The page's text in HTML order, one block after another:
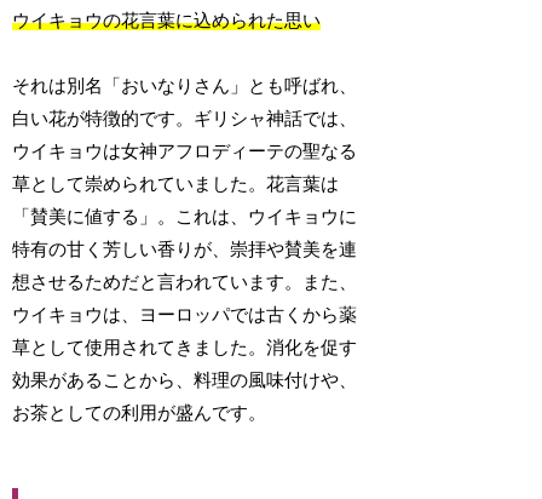
ウイキョウの花言葉に込められた思い
それは別名「おいなりさん」とも呼ばれ、
白い花が特徴的です。ギリシャ神話では、
ウイキョウは女神アフロディーテの聖なる
草として崇められていました。花言葉は
「賛美に値する」。これは、ウイキョウに
特有の甘く芳しい香りが、崇拝や賛美を連
想させるためだと言われています。また、
ウイキョウは、ヨーロッパでは古くから薬
草として使用されてきました。消化を促す
効果があることから、料理の風味付けや、
お茶としての利用が盛んです。